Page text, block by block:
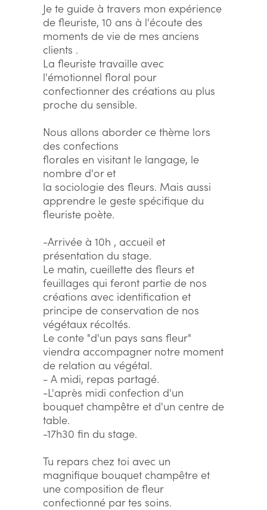
Je te guide à travers mon expérience
de fleuriste, 10 ans à l'écoute des
moments de vie de mes anciens
clients .
La fleuriste travaille avec
l'émotionnel floral pour
confectionner des créations au plus
proche du sensible.
Nous allons aborder ce thème lors
des confections
florales en visitant le langage, le
nombre d'or et
la sociologie des fleurs. Mais aussi
apprendre le geste spécifique du
fleuriste poète.
-Arrivée à 10h , accueil et
présentation du stage.
Le matin, cueillette des fleurs et
feuillages qui feront partie de nos
créations avec identification et
principe de conservation de nos
végétaux récoltés.
Le conte "d'un pays sans fleur"
viendra accompagner notre moment
de relation au végétal.
- A midi, repas partagé.
-L'après midi confection d'un
bouquet champêtre et d'un centre de
table.
-17h30 fin du stage.
Tu repars chez toi avec un
magnifique bouquet champêtre et
une composition de fleur
confectionné par tes soins.